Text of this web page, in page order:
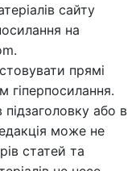
сайту
на
прямі
гіперпосилання.
або в
може не
статей та